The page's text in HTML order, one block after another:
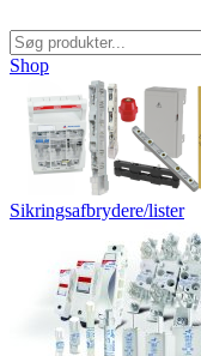
Shop
Sikringsafbrydere/lister